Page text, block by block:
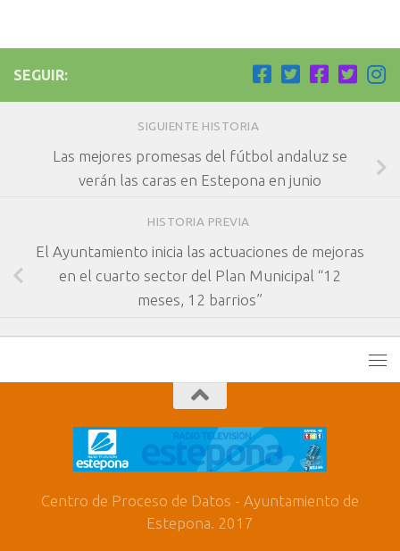
SEGUIR:
SIGUIENTE HISTORIA
Las mejores promesas del fútbol andaluz se
verán las caras en Estepona en junio
HISTORIA PREVIA
El Ayuntamiento inicia las actuaciones de mejoras
en el cuarto sector del Plan Municipal “12
meses, 12 barrios”
Centro de Proceso de Datos - Ayuntamiento de
Estepona. 2017